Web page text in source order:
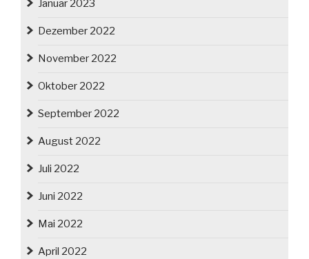
Januar 2023
Dezember 2022
November 2022
Oktober 2022
September 2022
August 2022
Juli 2022
Juni 2022
Mai 2022
April 2022